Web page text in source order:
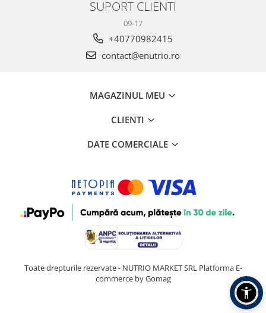
SUPORT CLIENTI
09-17
+40770982415
contact@enutrio.ro
MAGAZINUL MEU
CLIENTI
DATE COMERCIALE
Toate drepturile rezervate - NUTRIO MARKET SRL Platforma E-
commerce by Gomag